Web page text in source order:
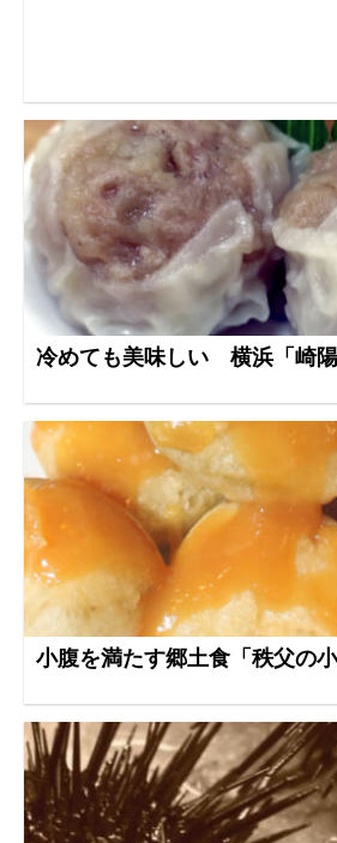
冷めても美味しい 横浜「崎
小腹を満たす郷土食「秩父の小